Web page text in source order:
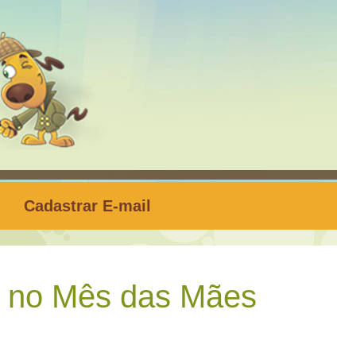
Cadastrar E-mail
Mês das Mães